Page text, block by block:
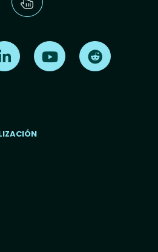
on X Find us on LinkedInFind us on Youtube